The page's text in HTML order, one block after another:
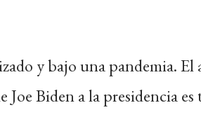
y bajo una pandemia. El
Biden a la presidencia